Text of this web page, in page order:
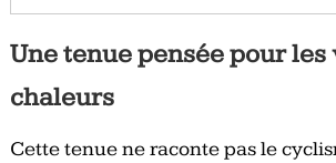
Une tenue pensée pour les
chaleurs
Cette tenue ne raconte pas le